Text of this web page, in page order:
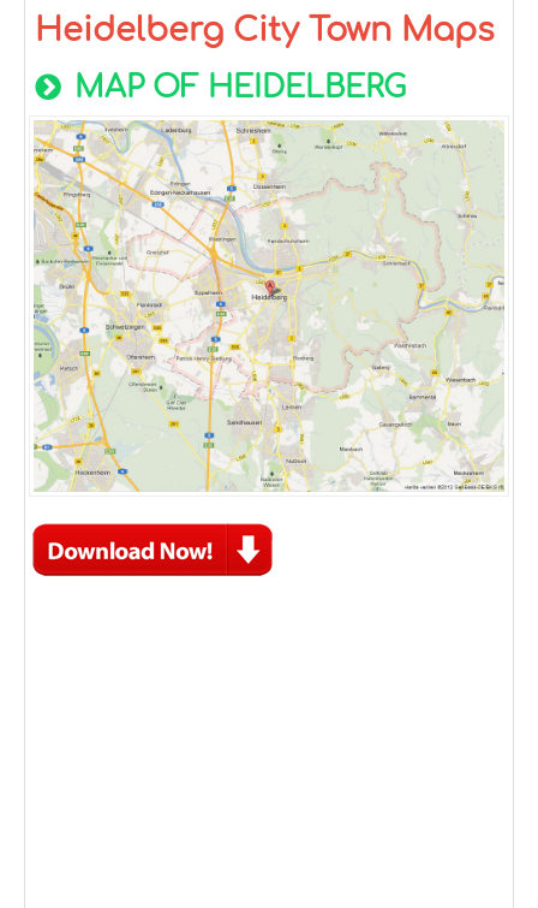
Heidelberg City Town Maps
MAP OF HEIDELBERG